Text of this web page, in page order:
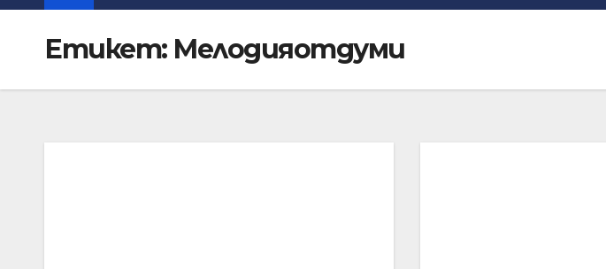
Етикет: Мелодияотдуми